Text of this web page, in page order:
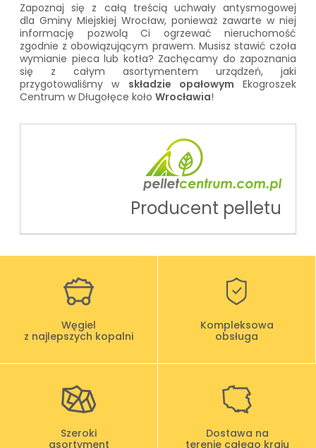
Zapoznaj się z całą treścią uchwały antysmogowej
dla Gminy Miejskiej Wrocław, ponieważ zawarte w niej
informację pozwolą Ci ogrzewać nieruchomość
zgodnie z obowiązującym prawem. Musisz stawić czoła
wymianie pieca lub kotła? Zachęcamy do zapoznania
się z całym asortymentem urządzeń, jaki
przygotowaliśmy w składzie opałowym Ekogroszek
Centrum w Długołęce koło Wrocławia!
Producent pelletu
Węgiel
z najlepszych kopalni
Kompleksowa
obsługa
Szeroki
asortyment
Dostawa na
terenie całego kraju